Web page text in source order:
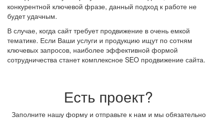
конкурентной ключевой фразе, данный подход к работе не
будет удачным.
В случае, когда сайт требует продвижение в очень емкой
тематике. Если Ваши услуги и продукцию ищут по сотням
ключевых запросов, наиболее эффективной формой
сотрудничества станет комплексное SEO продвижение сайта.
Есть проект?
Заполните нашу форму и отправьте к нам и мы обязательно